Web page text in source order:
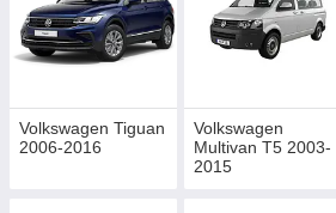
Volkswagen Tiguan
2006-2016
Volkswagen
Multivan T5 2003-
2015